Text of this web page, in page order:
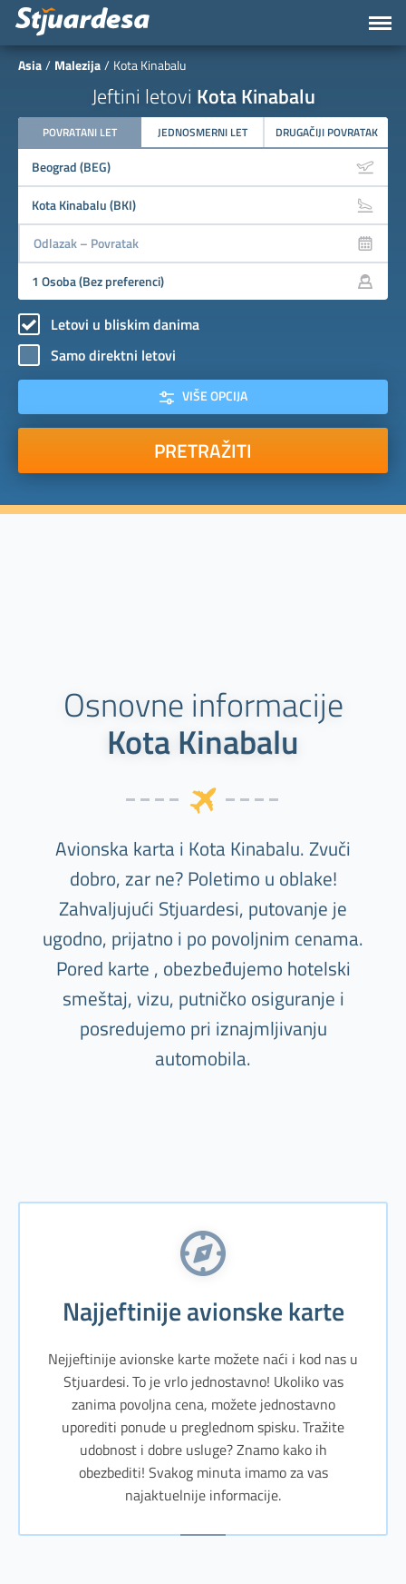
Asia Malezija Kota Kinabalu
Jeftini letovi Kota Kinabalu
POVRATANI LET JEDNOSMERNI LET DRUGAČIJI POVRATAK
Letovi u bliskim danima
Samo direktni letovi
VIŠE OPCIJA
PRETRAŽITI
Osnovne informacije
Kota Kinabalu
Avionska karta i Kota Kinabalu. Zvuči
dobro, zar ne? Poletimo u oblake!
Zahvaljujući Stjuardesi, putovanje je
ugodno, prijatno i po povoljnim cenama.
Pored karte , obezbeđujemo hotelski
smeštaj, vizu, putničko osiguranje i
posredujemo pri iznajmljivanju
automobila.
Najjeftinije avionske karte
Nejjeftinije avionske karte možete naći i kod nas u
Stjuardesi. To je vrlo jednostavno! Ukoliko vas
zanima povoljna cena, možete jednostavno
uporediti ponude u preglednom spisku. Tražite
udobnost i dobre usluge? Znamo kako ih
obezbediti! Svakog minuta imamo za vas
najaktuelnije informacije.